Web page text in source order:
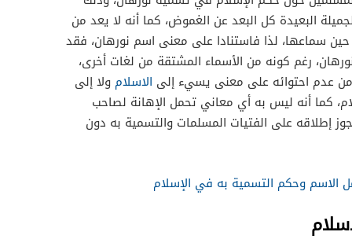
البعيدة كل البعد عن الغموض، كما أنه لا يعد من
حين سماعها، لذا فاستنادا على معنى اسم نورهان، فقد
رغم كونه من الأسماء المشتقة من لغات أخرى،
من عدم احتوائه على معنى يسيء إلى الاسلام ولا إلى
كما أنه ليس به أي معاني تحمل الإهانة لصاحب
إطلاقه على الفتيات المسلمات والتسمية به دون
الاسم وحكم التسمية به في الإسلام